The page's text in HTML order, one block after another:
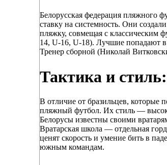
Белорусская федерация пляжного
ставку на системность. Они
пляжку, совмещая с классическим
14, U-16, U-18). Лучшие попадают в
Тренер сборной (Николай
Тактика и
В отличие от бразильцев, которые
пляжный футбол. Их стиль —
Белорусы известны своими
Вратарская школа — отдельная
ценят скорость и умение бить в
южным командам.